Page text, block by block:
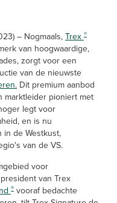
– Nogmaals, Trex ®
van hoogwaardige,
zorgt voor een
van de nieuwste
Dit premium aanbod
marktleider pioniert met
legt voor
en is nu
in de Westkust,
van de VS.
voor
van Trex
® vooraf bedachte